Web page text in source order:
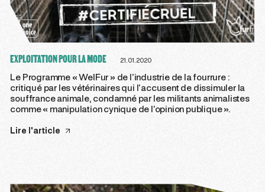
EXPLOITATION POUR LA MODE 21.01.2020
Le Programme « WelFur » de l’industrie de la fourrure :
critiqué par les vétérinaires qui l’accusent de dissimuler la
souffrance animale, condamné par les militants animalistes
comme « manipulation cynique de l’opinion publique ».
Lire l'article